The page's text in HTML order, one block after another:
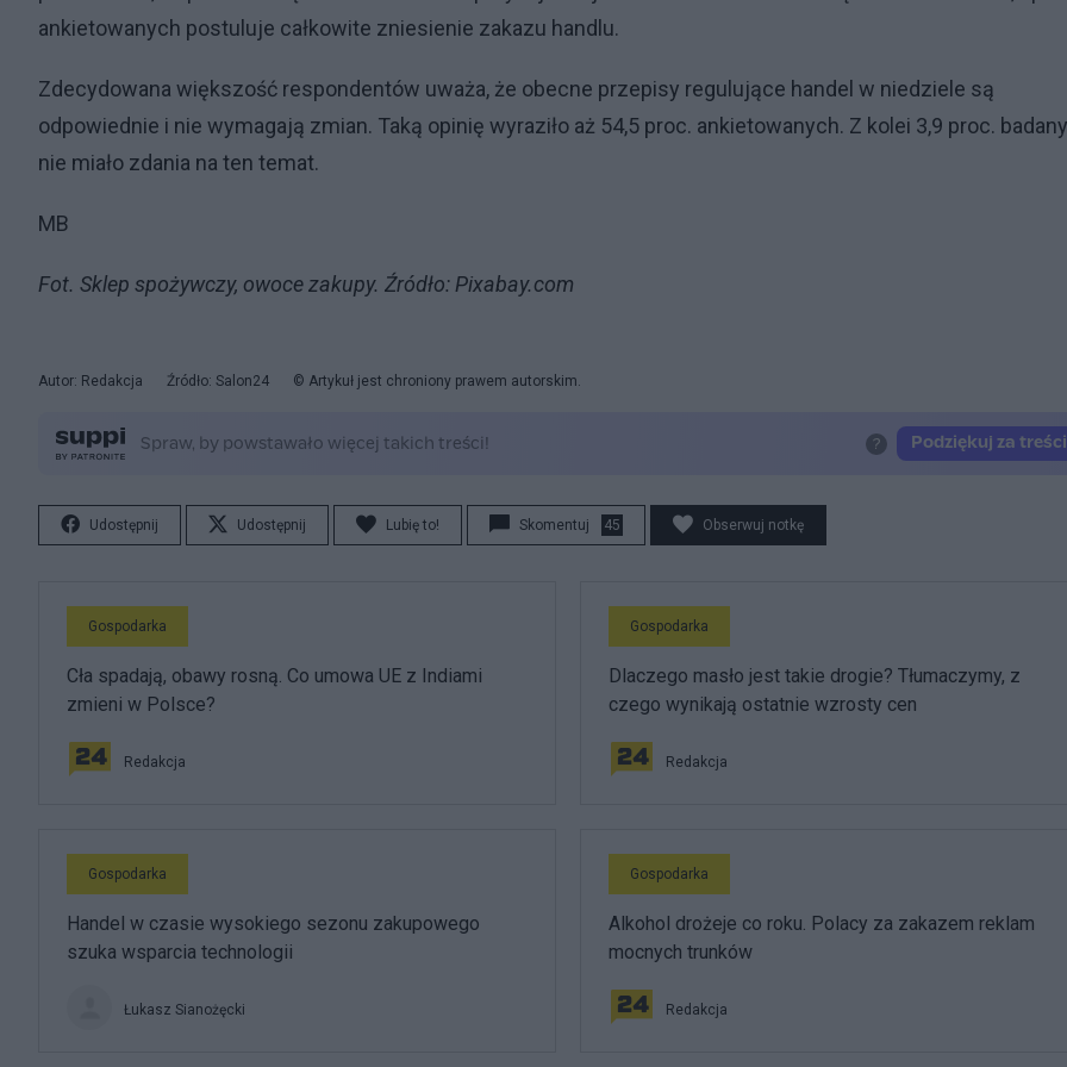
ankietowanych postuluje całkowite zniesienie zakazu handlu.
Zdecydowana większość respondentów uważa, że obecne przepisy regulujące handel w niedziele są
odpowiednie i nie wymagają zmian. Taką opinię wyraziło aż 54,5 proc. ankietowanych. Z kolei 3,9 proc.
nie miało zdania na ten temat.
MB
Fot. Sklep spożywczy, owoce zakupy. Źródło: Pixabay.com
Autor: Redakcja Źródło: Salon24 © Artykuł jest chroniony prawem autorskim.
Udostępnij Udostępnij Lubię to! Skomentuj 45 Obserwuj notkę
Gospodarka
Cła spadają, obawy rosną. Co umowa UE z Indiami
zmieni w Polsce?
Redakcja
Gospodarka
Dlaczego masło jest takie drogie? Tłumaczymy, z
czego wynikają ostatnie wzrosty cen
Redakcja
Gospodarka
Handel w czasie wysokiego sezonu zakupowego
szuka wsparcia technologii
Łukasz Sianożęcki
Gospodarka
Alkohol drożeje co roku. Polacy za zakazem reklam
mocnych trunków
Redakcja